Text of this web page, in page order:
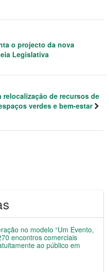
o projecto da nova
Legislativa
relocalização de recursos de
verdes e bem-estar
no modelo “Um Evento,
encontros comerciais
ao público em